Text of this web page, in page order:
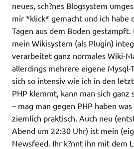
neues, sch?nes Blogsystem
mir *klick* gemacht und ich habe
Tagen aus dem Boden
mein Wikisystem (als Plugin)
verarbeitet ganz normales Wiki-
allerdings mehrere eigene Mysql-
sich so intensiv wie ich in den
PHP klemmt, kann man sich ganz
– mag man gegen PHP haben
ziemlich praktisch. Auch neu
Abend um 22:30 Uhr) ist mein
Newsfeed. Ihr k?nnt ihn mit dem